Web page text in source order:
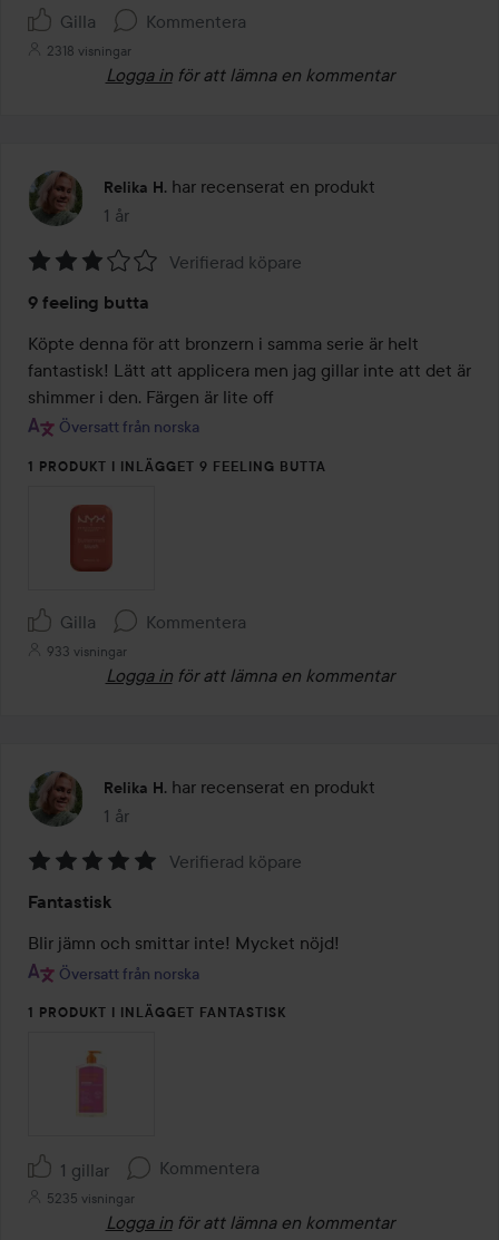
Gilla Kommentera
2318 visningar
Logga in för att lämna en kommentar
Relika H. har recenserat en produkt
1 år
Inlägget skapades 1 år
3
av
5
Verifierad köpare
9 feeling butta
Köpte denna för att bronzern i samma serie är helt
fantastisk! Lätt att applicera men jag gillar inte att det är
shimmer i den. Färgen är lite off
Översatt från norska
1 PRODUKT I INLÄGGET 9 FEELING BUTTA
Gilla Kommentera
933 visningar
Logga in för att lämna en kommentar
Relika H. har recenserat en produkt
1 år
Inlägget skapades 1 år
5
av
5
Verifierad köpare
Fantastisk
Blir jämn och smittar inte! Mycket nöjd!
Översatt från norska
1 PRODUKT I INLÄGGET FANTASTISK
1 gillar Kommentera
5235 visningar
Logga in för att lämna en kommentar